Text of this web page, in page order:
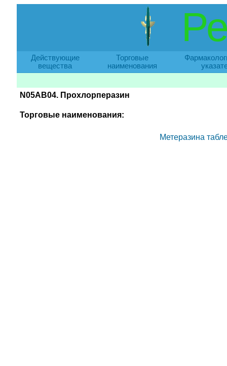
Действующие
вещества
Торговые
наименования
N05AB04. Прохлорперазин
Торговые наименования:
Метеразина